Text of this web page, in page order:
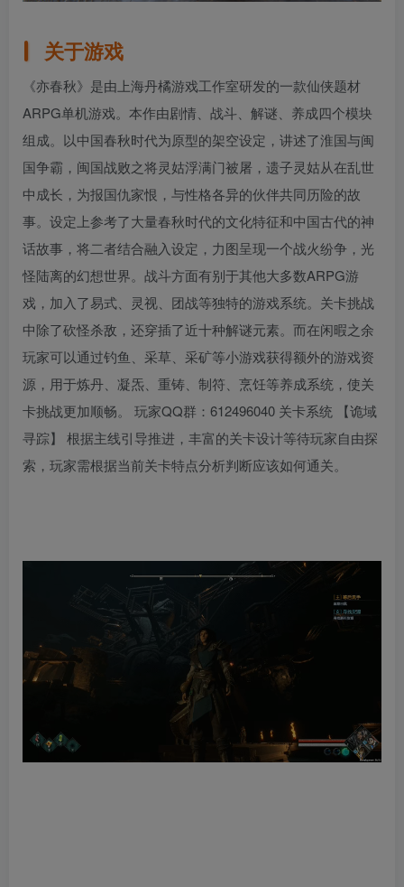
关于游戏
《亦春秋》是由上海丹橘游戏工作室研发的一款仙侠题材
ARPG单机游戏。本作由剧情、战斗、解谜、养成四个模块
组成。以中国春秋时代为原型的架空设定，讲述了淮国与闽
国争霸，闽国战败之将灵姑浮满门被屠，遗子灵姑从在乱世
中成长，为报国仇家恨，与性格各异的伙伴共同历险的故
事。设定上参考了大量春秋时代的文化特征和中国古代的神
话故事，将二者结合融入设定，力图呈现一个战火纷争，光
怪陆离的幻想世界。战斗方面有别于其他大多数ARPG游
戏，加入了易式、灵视、团战等独特的游戏系统。关卡挑战
中除了砍怪杀敌，还穿插了近十种解谜元素。而在闲暇之余
玩家可以通过钓鱼、采草、采矿等小游戏获得额外的游戏资
源，用于炼丹、凝炁、重铸、制符、烹饪等养成系统，使关
卡挑战更加顺畅。 玩家QQ群：612496040 关卡系统 【诡域
寻踪】 根据主线引导推进，丰富的关卡设计等待玩家自由探
索，玩家需根据当前关卡特点分析判断应该如何通关。